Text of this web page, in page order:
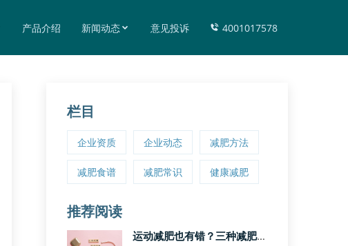
产品介绍 新闻动态 意见投诉 4001017578
栏目
企业资质 企业动态 减肥方法
减肥食谱 减肥常识 健康减肥
推荐阅读
运动减肥也有错？三种减肥运